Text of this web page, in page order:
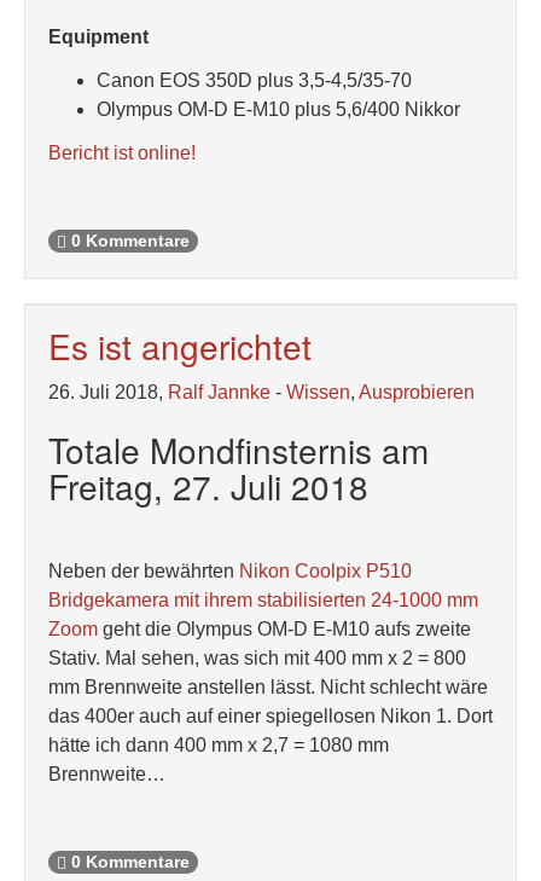
Equipment
Canon EOS 350D plus 3,5-4,5/35-70
Olympus OM-D E-M10 plus 5,6/400 Nikkor
Bericht ist online!
0 Kommentare
Es ist angerichtet
26. Juli 2018, Ralf Jannke - Wissen, Ausprobieren
Totale Mondfinsternis am
Freitag, 27. Juli 2018
Neben der bewährten Nikon Coolpix P510
Bridgekamera mit ihrem stabilisierten 24-1000 mm
Zoom geht die Olympus OM-D E-M10 aufs zweite
Stativ. Mal sehen, was sich mit 400 mm x 2 = 800
mm Brennweite anstellen lässt. Nicht schlecht wäre
das 400er auch auf einer spiegellosen Nikon 1. Dort
hätte ich dann 400 mm x 2,7 = 1080 mm
Brennweite…
0 Kommentare